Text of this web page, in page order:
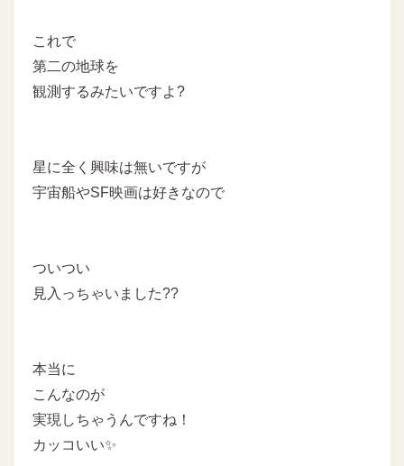
これで
第二の地球を
観測するみたいですよ?
星に全く興味は無いですが
宇宙船やSF映画は好きなので
ついつい
見入っちゃいました??
本当に
こんなのが
実現しちゃうんですね！
カッコいい✨